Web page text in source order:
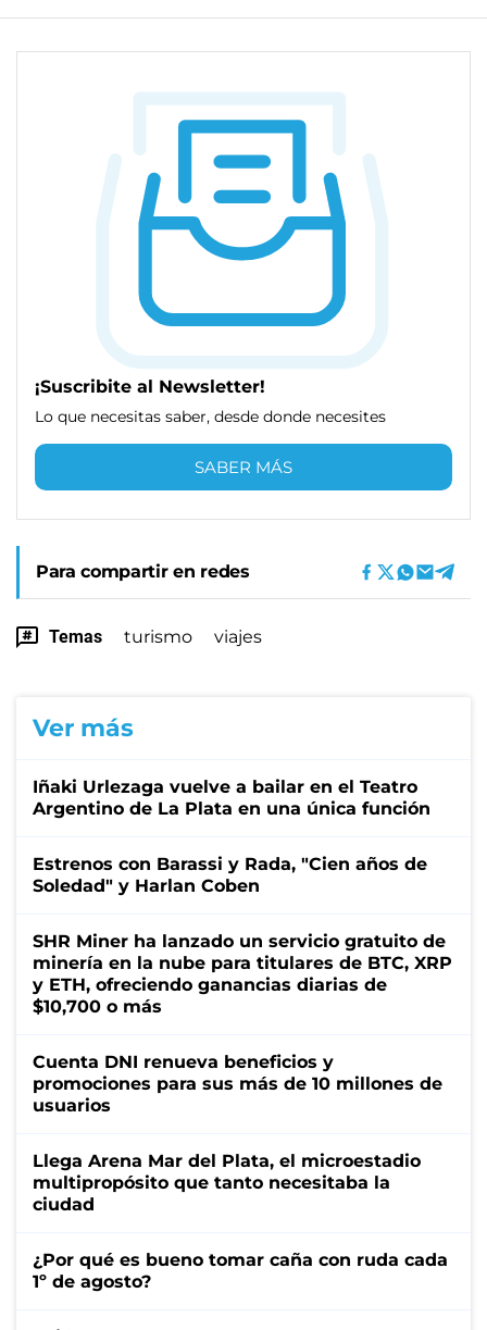
¡Suscribite al Newsletter!
Lo que necesitas saber, desde donde necesites
SABER MÁS
Para compartir en redes
Temas turismo viajes
Ver más
Iñaki Urlezaga vuelve a bailar en el Teatro
Argentino de La Plata en una única función
Estrenos con Barassi y Rada, "Cien años de
Soledad" y Harlan Coben
SHR Miner ha lanzado un servicio gratuito de
minería en la nube para titulares de BTC, XRP
y ETH, ofreciendo ganancias diarias de
$10,700 o más
Cuenta DNI renueva beneficios y
promociones para sus más de 10 millones de
usuarios
Llega Arena Mar del Plata, el microestadio
multipropósito que tanto necesitaba la
ciudad
¿Por qué es bueno tomar caña con ruda cada
1º de agosto?